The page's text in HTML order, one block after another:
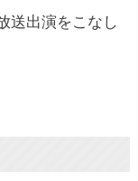
送出演をこなし